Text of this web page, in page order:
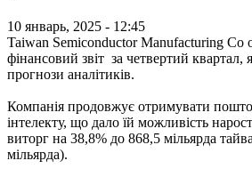
10 январь, 2025 - 12:45
Taiwan Semiconductor Manufacturing Co
фінансовий звіт за четвертий
прогнози аналітиків.
Компанія продовжує отримувати
інтелекту, що дало їй можливість
виторг на 38,8% до 868,5 мільярда
мільярда).